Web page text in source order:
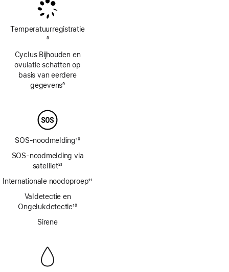
Temperatuur­registratie
8
Cyclus Bijhouden en
ovulatie schatten op
basis van eerdere
gegevens9
SOS-noodmelding10
SOS-noodmelding via
satelliet21
Internationale noodoproep11
Valdetectie en
Ongelukdetectie10
Sirene